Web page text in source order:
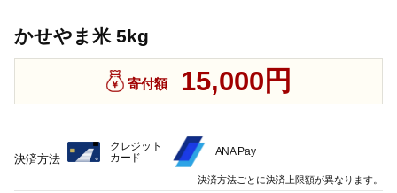
かせやま米 5kg
寄付額 15,000円
決済方法
クレジット
カード
ANA Pay
決済方法ごとに決済上限額が異なります。